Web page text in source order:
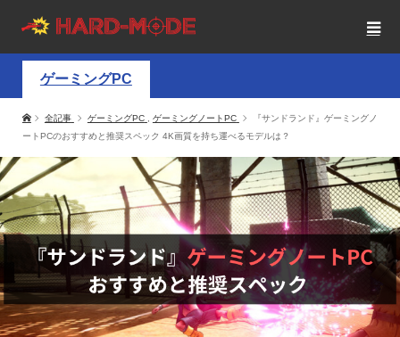
ゲーミングPC
全記事 ゲーミングPC ゲーミングノートPC
『サンドランド』ゲーミングノ
ートPCのおすすめと推奨スペック 4K画質を持ち運べるモデルは？